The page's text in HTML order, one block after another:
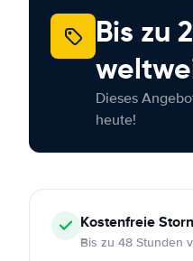
Bis zu
Dieses
heute!
Kostenfreie
Bis zu 48 Stunden